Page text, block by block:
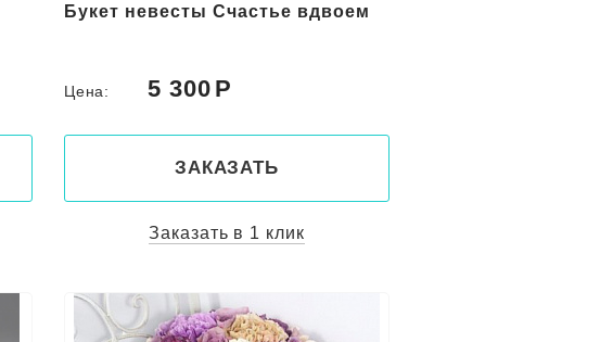
Букет невесты Счастье вдвоем
Цена: 5 300
ЗАКАЗАТЬ
Заказать в 1 клик